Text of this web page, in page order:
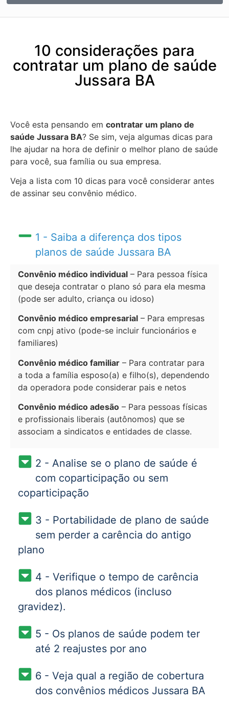
10 considerações para
contratar um plano de saúde
Jussara BA
Você esta pensando em contratar um plano de
saúde Jussara BA? Se sim, veja algumas dicas para
lhe ajudar na hora de definir o melhor plano de saúde
para você, sua família ou sua empresa.
Veja a lista com 10 dicas para você considerar antes
de assinar seu convênio médico.
1 - Saiba a diferença dos tipos
planos de saúde Jussara BA
Convênio médico individual – Para pessoa física
que deseja contratar o plano só para ela mesma
(pode ser adulto, criança ou idoso)
Convênio médico empresarial – Para empresas
com cnpj ativo (pode-se incluir funcionários e
familiares)
Convênio médico familiar – Para contratar para
a toda a família esposo(a) e filho(s), dependendo
da operadora pode considerar pais e netos
Convênio médico adesão – Para pessoas físicas
e profissionais liberais (autônomos) que se
associam a sindicatos e entidades de classe.
2 - Analise se o plano de saúde é
com coparticipação ou sem
coparticipação
3 - Portabilidade de plano de saúde
sem perder a carência do antigo
plano
4 - Verifique o tempo de carência
dos planos médicos (incluso
gravidez).
5 - Os planos de saúde podem ter
até 2 reajustes por ano
6 - Veja qual a região de cobertura
dos convênios médicos Jussara BA